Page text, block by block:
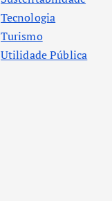
Tecnologia
Turismo
Utilidade Pública